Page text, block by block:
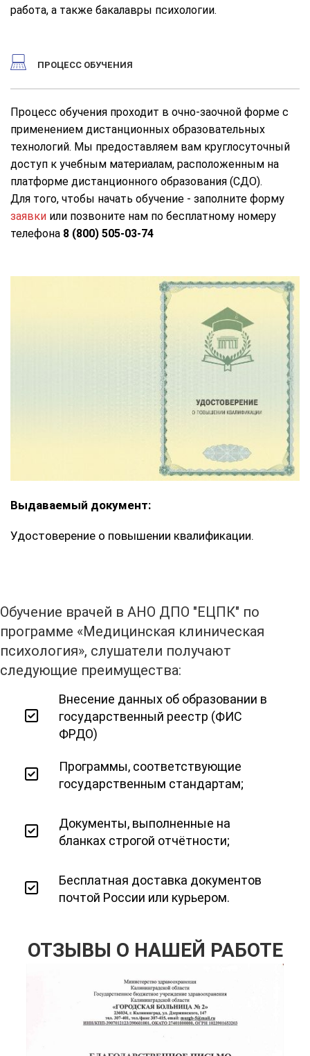
Выдаваемый документ:
Удостоверение о повышении квалификации.
работа, а также бакалавры психологии.
ПРОЦЕСС ОБУЧЕНИЯ
Процесс обучения проходит в очно-заочной форме с
применением дистанционных образовательных
технологий. Мы предоставляем вам круглосуточный
доступ к учебным материалам, расположенным на
платформе дистанционного образования (СДО).
Для того, чтобы начать обучение - заполните форму
заявки или позвоните нам по бесплатному номеру
телефона 8 (800) 505-03-74
Обучение врачей в АНО ДПО "ЕЦПК" по
программе «Медицинская клиническая
психология», слушатели получают
следующие преимущества:
Внесение данных об образовании в
государственный реестр (ФИС
ФРДО)
Программы, соответствующие
государственным стандартам;
Документы, выполненные на
бланках строгой отчётности;
Бесплатная доставка документов
почтой России или курьером.
ОТЗЫВЫ О НАШЕЙ РАБОТЕ